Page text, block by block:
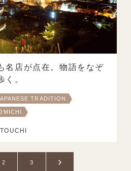
名店が点在。物語をなぞ
く。
TRADITION
2 3